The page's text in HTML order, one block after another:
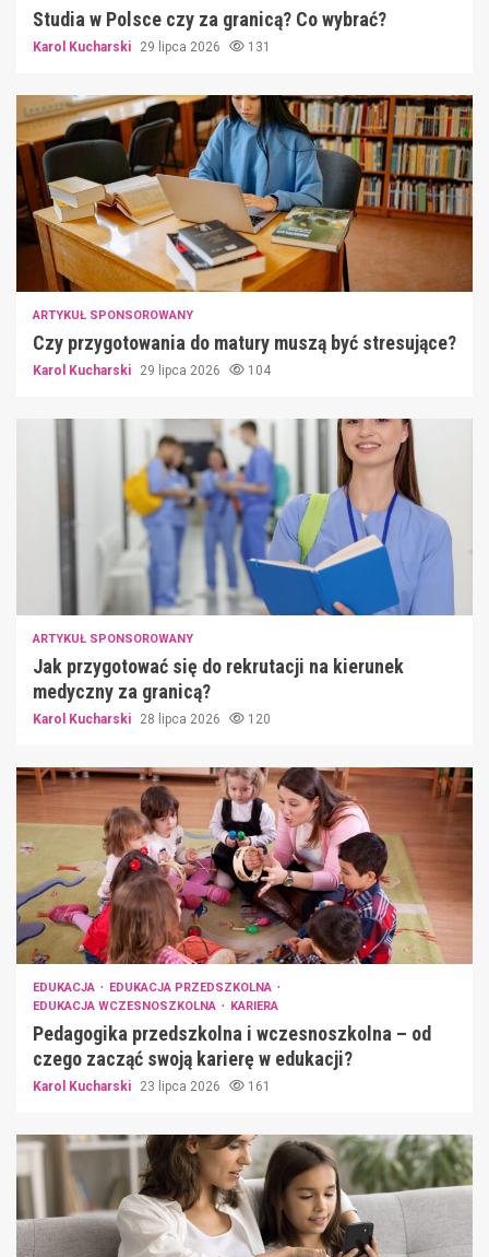
Studia w Polsce czy za granicą? Co wybrać?
Karol Kucharski 29 lipca 2026 131
ARTYKUŁ SPONSOROWANY
Czy przygotowania do matury muszą być stresujące?
Karol Kucharski 29 lipca 2026 104
ARTYKUŁ SPONSOROWANY
Jak przygotować się do rekrutacji na kierunek
medyczny za granicą?
Karol Kucharski 28 lipca 2026 120
EDUKACJA
EDUKACJA PRZEDSZKOLNA
EDUKACJA WCZESNOSZKOLNA
KARIERA
Pedagogika przedszkolna i wczesnoszkolna – od
czego zacząć swoją karierę w edukacji?
Karol Kucharski 23 lipca 2026 161